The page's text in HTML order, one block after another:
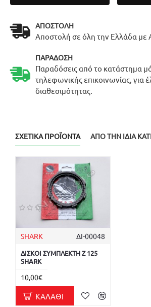
ΑΠΟΣΤΟΛΉ
Αποστολή σε όλη την Ελλάδα με
ΠΑΡΆΔΟΣΗ
Παραδόσεις από το κατάστημα
τηλεφωνικής επικοινωνίας, για
διαθεσιμότητας.
ΣΧΕΤΙΚΆ ΠΡΟΪΌΝΤΑ ΑΠΌ ΤΗΝ ΊΔΙΑ
SHARK ΔΙ-00048
ΔΙΣΚΟΙ ΣΥΜΠΛΕΚΤΗ Z 125
SHARK
10,00€
ΚΑΛΆΘΙ